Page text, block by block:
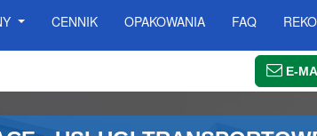
CENNIK OPAKOWANIA FAQ
E-